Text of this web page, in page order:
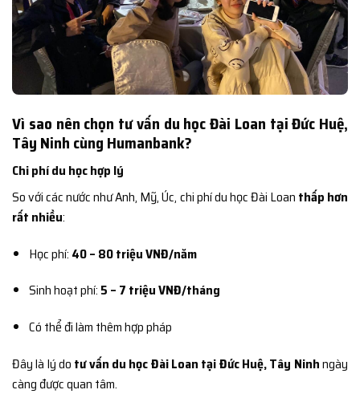
Vì sao nên chọn tư vấn du học Đài Loan tại Đức Huệ,
Tây Ninh cùng Humanbank?
Chi phí du học hợp lý
So với các nước như Anh, Mỹ, Úc, chi phí du học Đài Loan thấp hơn
rất nhiều:
Học phí: 40 – 80 triệu VNĐ/năm
Sinh hoạt phí: 5 – 7 triệu VNĐ/tháng
Có thể đi làm thêm hợp pháp
Đây là lý do tư vấn du học Đài Loan tại Đức Huệ, Tây Ninhngày
càng được quan tâm.